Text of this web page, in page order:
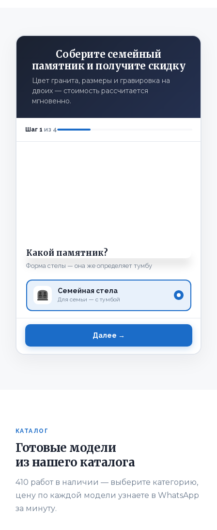
Соберите семейный
памятник и получите скидку
Цвет гранита, размеры и гравировка на
двоих — стоимость рассчитается
мгновенно.
Шаг 1 из 4
Какой памятник?
Форма стелы — она же определяет тумбу
Семейная стела
Для семьи — с тумбой
Далее →
КАТАЛОГ
Готовые модели
из нашего каталога
410 работ в наличии — выберите категорию,
цену по каждой модели узнаете в WhatsApp
за минуту.